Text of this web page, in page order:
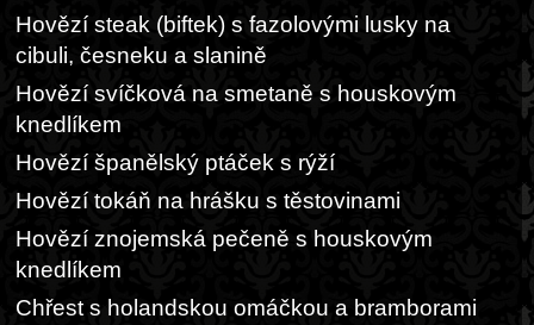
Hovězí steak (biftek) s fazolovými lusky na
cibuli, česneku a slanině
Hovězí svíčková na smetaně s houskovým
knedlíkem
Hovězí španělský ptáček s rýží
Hovězí tokáň na hrášku s těstovinami
Hovězí znojemská pečeně s houskovým
knedlíkem
Chřest s holandskou omáčkou a bramborami